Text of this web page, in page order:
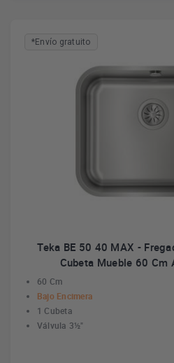
*Envío gratuito
Teka BE 50 40 MAX -
Cubeta Mueble 60 Cm
60 Cm
Bajo Encimera
1 Cubeta
Válvula 3½"